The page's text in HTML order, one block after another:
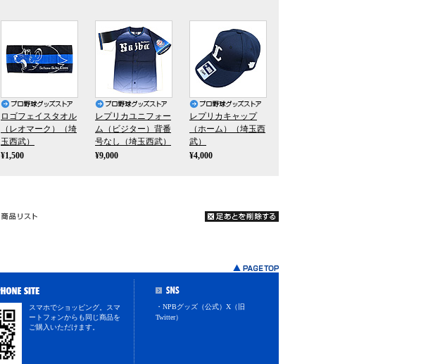
ロゴフェイスタオル
（レオマーク）（埼
玉西武）
¥1,500
レプリカユニフォー
ム（ビジター）背番
号なし（埼玉西武）
¥9,000
レプリカキャップ
（ホーム）（埼玉西
武）
¥4,000
スマホでショッピング。スマ
ートフォンからも同じ商品を
ご購入いただけます。
・NPBグッズ（公式）X（旧
Twitter）